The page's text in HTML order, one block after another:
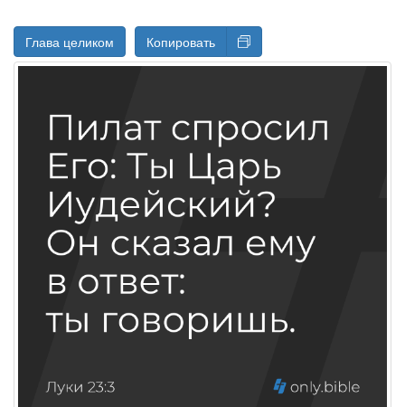
Глава целиком Копировать